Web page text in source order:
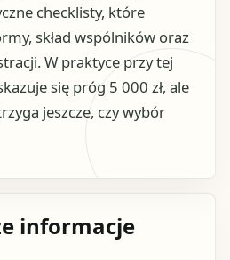
checklisty, które
skład wspólników oraz
W praktyce przy tej
się próg 5 000 zł, ale
jeszcze, czy wybór
informacje